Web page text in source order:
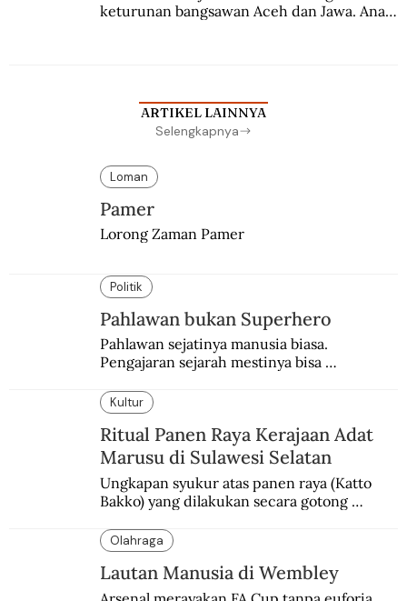
keturunan bangsawan Aceh dan Jawa. Anak
ARTIKEL LAINNYA
Selengkapnya
Loman
Pamer
Lorong Zaman Pamer
Politik
Pahlawan bukan Superhero
Pahlawan sejatinya manusia biasa.
Pengajaran sejarah mestinya bisa
Kultur
Ritual Panen Raya Kerajaan Adat
Marusu di Sulawesi Selatan
Ungkapan syukur atas panen raya (Katto
Bakko) yang dilakukan secara gotong
Olahraga
Lautan Manusia di Wembley